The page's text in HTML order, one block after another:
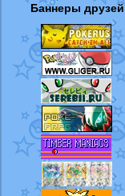
Баннеры друзей